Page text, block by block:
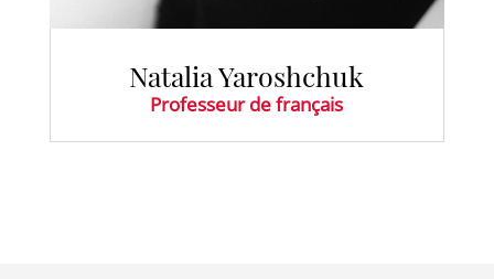
Natalia Yaroshchuk
Professeur de français